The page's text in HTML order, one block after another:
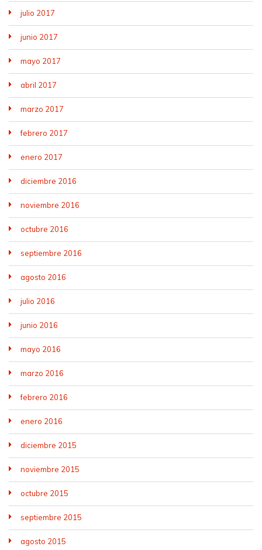
julio 2017
junio 2017
mayo 2017
abril 2017
marzo 2017
febrero 2017
enero 2017
diciembre 2016
noviembre 2016
octubre 2016
septiembre 2016
agosto 2016
julio 2016
junio 2016
mayo 2016
marzo 2016
febrero 2016
enero 2016
diciembre 2015
noviembre 2015
octubre 2015
septiembre 2015
agosto 2015